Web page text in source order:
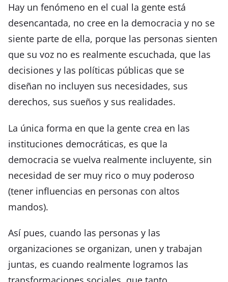
Hay un fenómeno en el cual la gente está
desencantada, no cree en la democracia y no se
siente parte de ella, porque las personas sienten
que su voz no es realmente escuchada, que las
decisiones y las políticas públicas que se
diseñan no incluyen sus necesidades, sus
derechos, sus sueños y sus realidades.
La única forma en que la gente crea en las
instituciones democráticas, es que la
democracia se vuelva realmente incluyente, sin
necesidad de ser muy rico o muy poderoso
(tener influencias en personas con altos
mandos).
Así pues, cuando las personas y las
organizaciones se organizan, unen y trabajan
juntas, es cuando realmente logramos las